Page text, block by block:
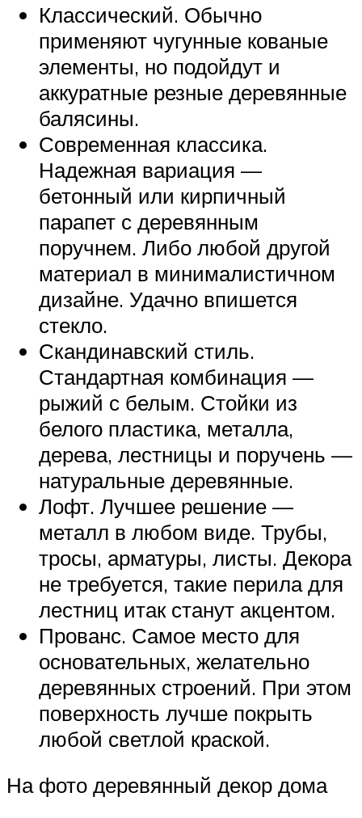
Классический. Обычно
применяют чугунные кованые
элементы, но подойдут и
аккуратные резные деревянные
балясины.
Современная классика.
Надежная вариация —
бетонный или кирпичный
парапет с деревянным
поручнем. Либо любой другой
материал в минималистичном
дизайне. Удачно впишется
стекло.
Скандинавский стиль.
Стандартная комбинация —
рыжий с белым. Стойки из
белого пластика, металла,
дерева, лестницы и поручень —
натуральные деревянные.
Лофт. Лучшее решение —
металл в любом виде. Трубы,
тросы, арматуры, листы. Декора
не требуется, такие перила для
лестниц итак станут акцентом.
Прованс. Самое место для
основательных, желательно
деревянных строений. При этом
поверхность лучше покрыть
любой светлой краской.
На фото деревянный декор дома